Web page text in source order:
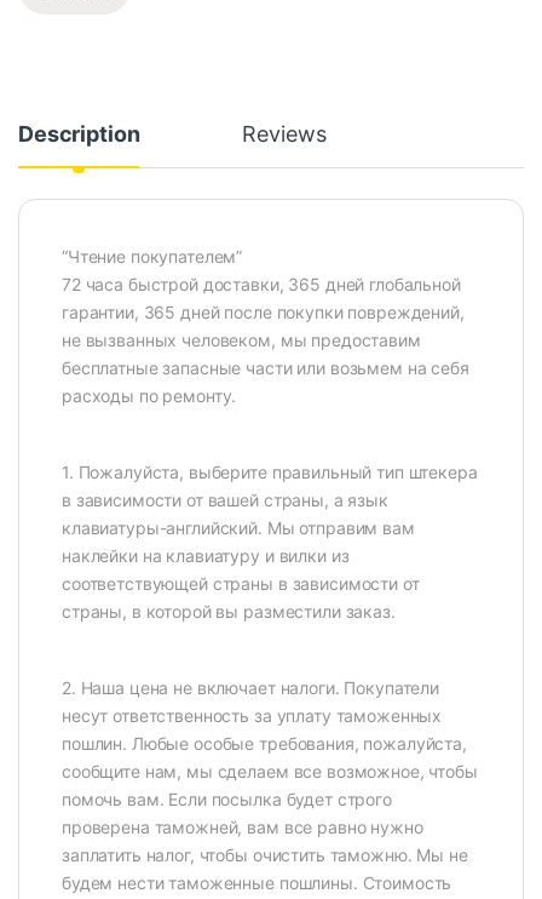
Description Reviews
“Чтение покупателем”
72 часа быстрой доставки, 365 дней глобальной
гарантии, 365 дней после покупки повреждений,
не вызванных человеком, мы предоставим
бесплатные запасные части или возьмем на себя
расходы по ремонту.
1. Пожалуйста, выберите правильный тип штекера
в зависимости от вашей страны, а язык
клавиатуры-английский. Мы отправим вам
наклейки на клавиатуру и вилки из
соответствующей страны в зависимости от
страны, в которой вы разместили заказ.
2. Наша цена не включает налоги. Покупатели
несут ответственность за уплату таможенных
пошлин. Любые особые требования, пожалуйста,
сообщите нам, мы сделаем все возможное, чтобы
помочь вам. Если посылка будет строго
проверена таможней, вам все равно нужно
заплатить налог, чтобы очистить таможню. Мы не
будем нести таможенные пошлины. Стоимость